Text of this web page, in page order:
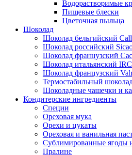
Водорастворимые
Пищевые блески
Цветочная пыльца
Шоколад
Шоколад бельгийский
Шоколад российский
Шоколад французский
Шоколад итальянский
Шоколад французский
Термостабильный
Шоколадные чашечки и
Кондитерские ингредиенты
Специи
Ореховая мука
Орехи и цукаты
Ореховая и ванильная
Сублимированные ягоды
Пралине